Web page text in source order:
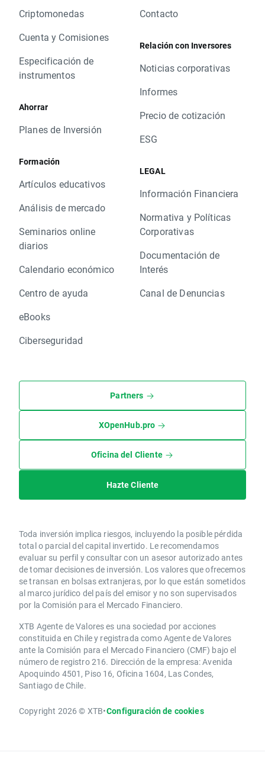
Criptomonedas
Cuenta y Comisiones
Especificación de
instrumentos
Ahorrar
Planes de Inversión
Formación
Artículos educativos
Análisis de mercado
Seminarios online
diarios
Calendario económico
Centro de ayuda
eBooks
Ciberseguridad
Contacto
Relación con Inversores
Noticias corporativas
Informes
Precio de cotización
ESG
LEGAL
Información Financiera
Normativa y Políticas
Corporativas
Documentación de
Interés
Canal de Denuncias
Partners
XOpenHub.pro
Oficina del Cliente
Hazte Cliente
Toda inversión implica riesgos, incluyendo la posible pérdida
total o parcial del capital invertido. Le recomendamos
evaluar su perfil y consultar con un asesor autorizado antes
de tomar decisiones de inversión. Los valores que ofrecemos
se transan en bolsas extranjeras, por lo que están sometidos
al marco jurídico del país del emisor y no son supervisados
por la Comisión para el Mercado Financiero.
XTB Agente de Valores es una sociedad por acciones
constituida en Chile y registrada como Agente de Valores
ante la Comisión para el Mercado Financiero (CMF) bajo el
número de registro 216. Dirección de la empresa: Avenida
Apoquindo 4501, Piso 16, Oficina 1604, Las Condes,
Santiago de Chile.
Copyright 2026 © XTB•Configuración de cookies